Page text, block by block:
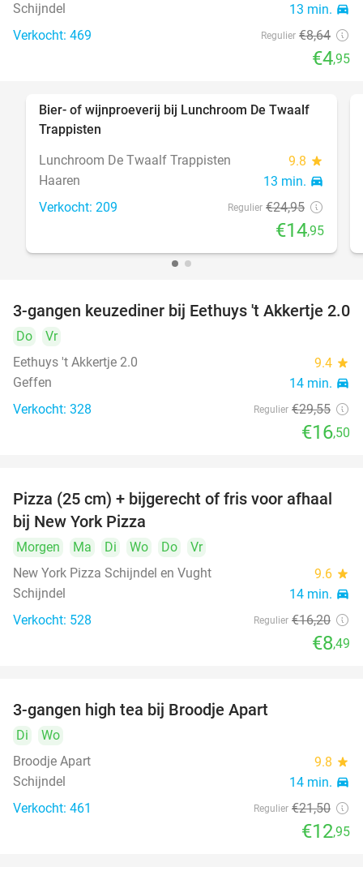
Schijndel 13 min. directions_car
Verkocht: 469 Regulier €8,64
€4,95
40%
Bier- of wijnproeverij bij Lunchroom De Twaalf
Trappisten
Lunchroom De Twaalf Trappisten
9.8 star
Haaren 13 min. directions_car
Verkocht: 209 Regulier €24,95
€14,95
44%
3-gangen keuzediner bij Eethuys 't Akkertje 2.0
Do
Vr
Eethuys 't Akkertje 2.0
9.4 star
Geffen 14 min. directions_car
Verkocht: 328 Regulier €29,55
€16,50
48%
Pizza (25 cm) + bijgerecht of fris voor afhaal
bij New York Pizza
Morgen Ma Di Wo Do
Vr
New York Pizza Schijndel en Vught
9.6 star
Schijndel 14 min. directions_car
Verkocht: 528 Regulier €16,20
€8,49
3-gangen high tea bij Broodje Apart
Di
Wo
Broodje Apart
9.8 star
Schijndel 14 min. directions_car
Verkocht: 461 Regulier €21,50
€12,95